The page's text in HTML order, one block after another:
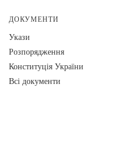
ДОКУМЕНТИ
Укази
Розпорядження
Конституція України
Всі документи